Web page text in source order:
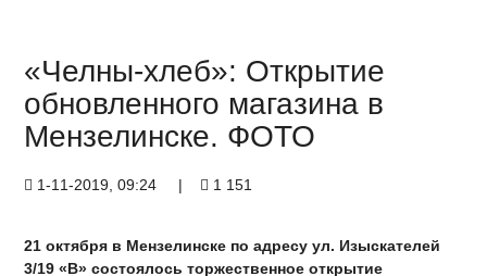
«Челны-хлеб»: Открытие
обновленного магазина в
Мензелинске. ФОТО
1-11-2019, 09:24 | 1 151
21 октября в Мензелинске по адресу ул. Изыскателей
3/19 «В» состоялось торжественное открытие